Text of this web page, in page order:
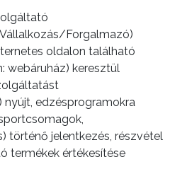
Forgalmazó)
oldalon található
webáruház) keresztül
edzésprogramokra
történő jelentkezés, részvétel
termékek értékesítése